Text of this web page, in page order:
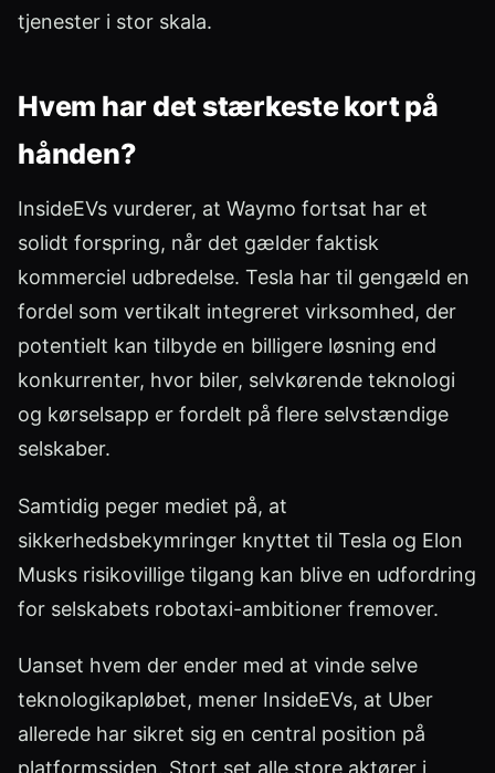
tjenester i stor skala.
Hvem har det stærkeste kort på
hånden?
InsideEVs vurderer, at Waymo fortsat har et
solidt forspring, når det gælder faktisk
kommerciel udbredelse. Tesla har til gengæld en
fordel som vertikalt integreret virksomhed, der
potentielt kan tilbyde en billigere løsning end
konkurrenter, hvor biler, selvkørende teknologi
og kørselsapp er fordelt på flere selvstændige
selskaber.
Samtidig peger mediet på, at
sikkerhedsbekymringer knyttet til Tesla og Elon
Musks risikovillige tilgang kan blive en udfordring
for selskabets robotaxi-ambitioner fremover.
Uanset hvem der ender med at vinde selve
teknologikapløbet, mener InsideEVs, at Uber
allerede har sikret sig en central position på